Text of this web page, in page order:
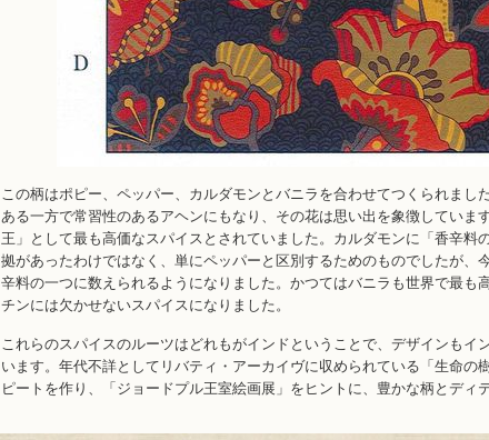
この柄はポピー、ペッパー、カルダモンとバニラを合わせてつくられまし
ある一方で常習性のあるアヘンにもなり、その花は思い出を象徴していま
王」として最も高価なスパイスとされていました。カルダモンに「香辛料
拠があったわけではなく、単にペッパーと区別するためのものでしたが、
辛料の一つに数えられるようになりました。かつてはバニラも世界で最も
チンには欠かせないスパイスになりました。
これらのスパイスのルーツはどれもがインドということで、デザインもイ
います。年代不詳としてリバティ・アーカイヴに収められている「生命の
ピートを作り、「ジョードプル王室絵画展」をヒントに、豊かな柄とディ